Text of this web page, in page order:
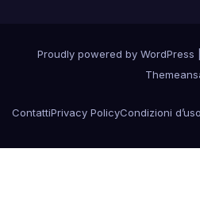
Proudly powered by WordPress
ContattiPrivacy PolicyCondizioni d’uso